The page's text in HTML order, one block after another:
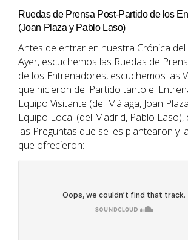
Ruedas de Prensa Post-Partido de los
(Joan Plaza y Pablo Laso)
Antes de entrar en nuestra Crónica
Ayer, escuchemos las Ruedas de
de los Entrenadores, escuchemos las
que hicieron del Partido tanto el
Equipo Visitante (del Málaga, Joan
Equipo Local (del Madrid, Pablo Laso),
las Preguntas que se les plantearon y
que ofrecieron: